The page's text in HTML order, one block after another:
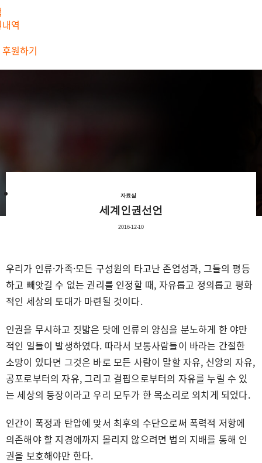
역
원하기
자료실
세계인권선언
2016-12-10
우리가 인류·가족·모든 구성원의 타고난 존엄성과, 그들의 평등
하고 빼앗길 수 없는 권리를 인정할 때, 자유롭고 정의롭고 평화
적인 세상의 토대가 마련될 것이다.
인권을 무시하고 짓밟은 탓에 인류의 양심을 분노하게 한 야만
적인 일들이 발생하였다. 따라서 보통사람들이 바라는 간절한
소망이 있다면 그것은 바로 모든 사람이 말할 자유, 신앙의 자유,
공포로부터의 자유, 그리고 결핍으로부터의 자유를 누릴 수 있
는 세상의 등장이라고 우리 모두가 한 목소리로 외치게 되었다.
인간이 폭정과 탄압에 맞서 최후의 수단으로써 폭력적 저항에
의존해야 할 지경에까지 몰리지 않으려면 법의 지배를 통해 인
권을 보호해야만 한다.